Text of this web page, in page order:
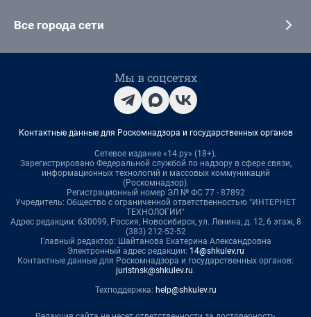
Все города сети
Мы в соцсетях
Контактные данные для Роскомнадзора и государственных органов
Сетевое издание «14.ру» (18+).
Зарегистрировано Федеральной службой по надзору в сфере связи,
информационных технологий и массовых коммуникаций
(Роскомнадзор).
Регистрационный номер ЭЛ № ФС 77 - 87892
Учредитель: Общество с ограниченной ответственностью "ИНТЕРНЕТ
ТЕХНОЛОГИИ"
Адрес редакции: 630099, Россия, Новосибирск, ул. Ленина, д. 12, 6 этаж, 8
(383) 212-52-52
Главный редактор: Шайтанова Екатерина Александровна
Электронный адрес редакции: 14@shkulev.ru
Контактные данные для Роскомнадзора и государственных органов:
juristnsk@shkulev.ru.
Техподдержка: help@shkulev.ru